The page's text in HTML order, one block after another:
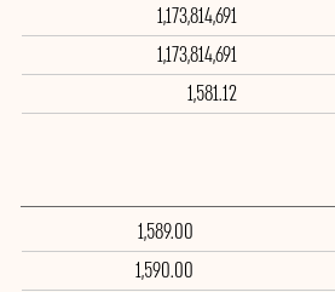
1,173,814,691
1,173,814,691
1,581.12
1,589.00
1,590.00